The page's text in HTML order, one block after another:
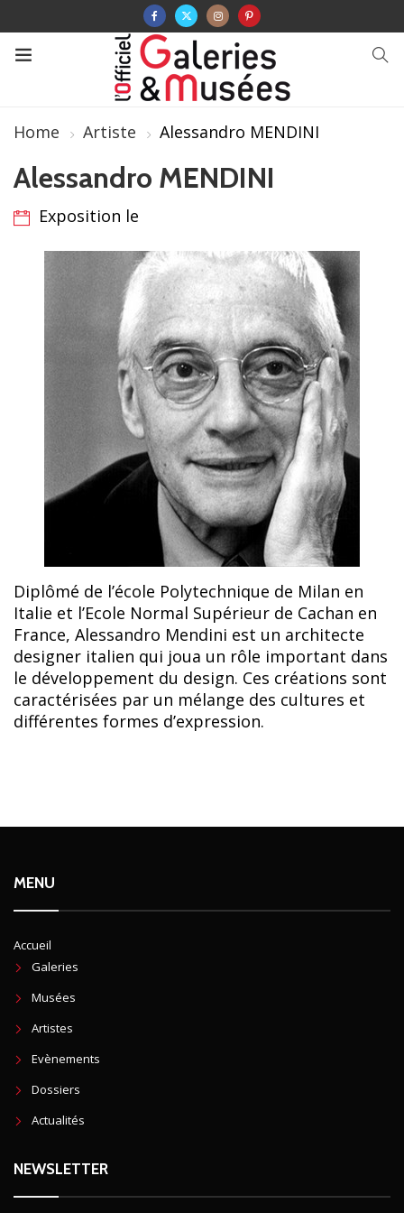
Home Artiste Alessandro MENDINI
Alessandro MENDINI
Exposition le
Diplômé de l’école Polytechnique de Milan en
Italie et l’Ecole Normal Supérieur de Cachan en
France, Alessandro Mendini est un architecte
designer italien qui joua un rôle important dans
le développement du design. Ces créations sont
caractérisées par un mélange des cultures et
différentes formes d’expression.
MENU
Accueil
Galeries
Musées
Artistes
Evènements
Dossiers
Actualités
NEWSLETTER